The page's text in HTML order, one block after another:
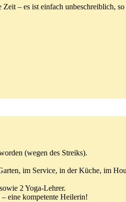
– es ist einfach unbeschreiblich,
(wegen des Streiks).
im Service, in der Küche, im
2 Yoga-Lehrer.
eine kompetente Heilerin!